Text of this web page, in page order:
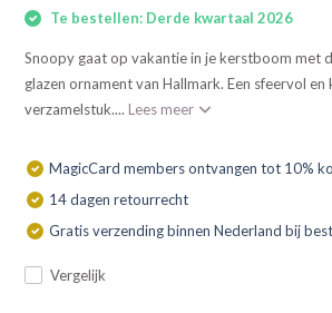
Te bestellen: Derde kwartaal 2026
Snoopy gaat op vakantie in je kerstboom met
glazen ornament van Hallmark. Een sfeervol
verzamelstuk.... Lees meer
MagicCard members ontvangen tot 10%
14 dagen retourrecht
Gratis verzending binnen Nederland bij
Vergelijk